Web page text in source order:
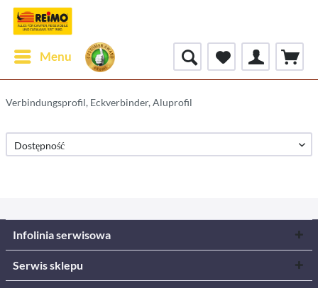
Menu
Verbindungsprofil, Eckverbinder, Aluprofil
Infolinia serwisowa
Serwis sklepu